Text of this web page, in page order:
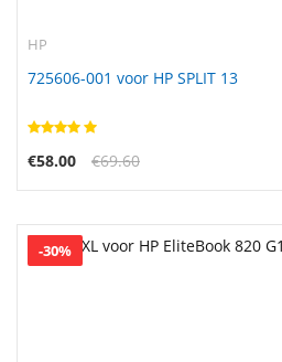
HP
725606-001 voor HP SPLIT 13
€58.00 €69.60
-30%